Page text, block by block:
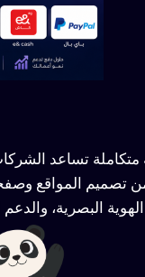
متكاملة تساعد
تصميم المواقع
البصرية، والدعم